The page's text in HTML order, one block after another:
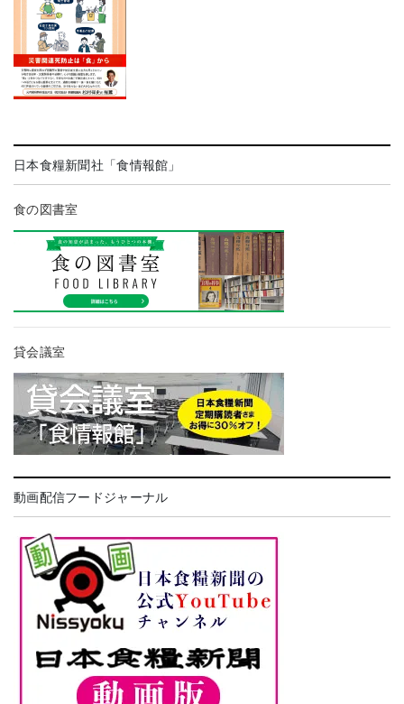
日本食糧新聞社「食情報館」
食の図書室
貸会議室
動画配信フードジャーナル